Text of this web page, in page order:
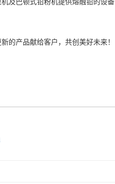
及巴顿式铅粉机提供熔融铅的设备
的产品献给客户，共创美好未来！